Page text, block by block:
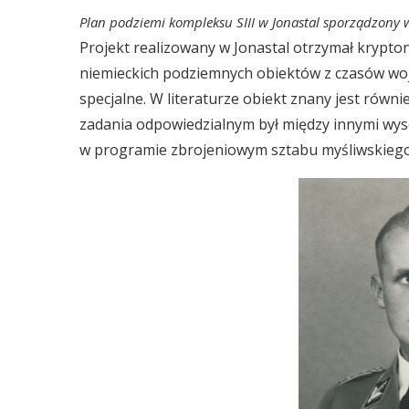
Plan podziemi kompleksu SIII w Jonastal
Projekt realizowany w Jonastal otrzymał
niemieckich podziemnych obiektów z czasów
specjalne. W literaturze obiekt znany jest
zadania odpowiedzialnym był między innymi
w programie zbrojeniowym sztabu